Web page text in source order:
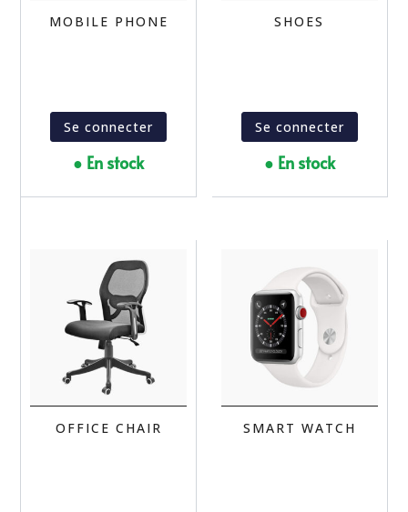
MOBILE PHONE
Se connecter
● En stock
SHOES
Se connecter
● En stock
OFFICE CHAIR SMART WATCH